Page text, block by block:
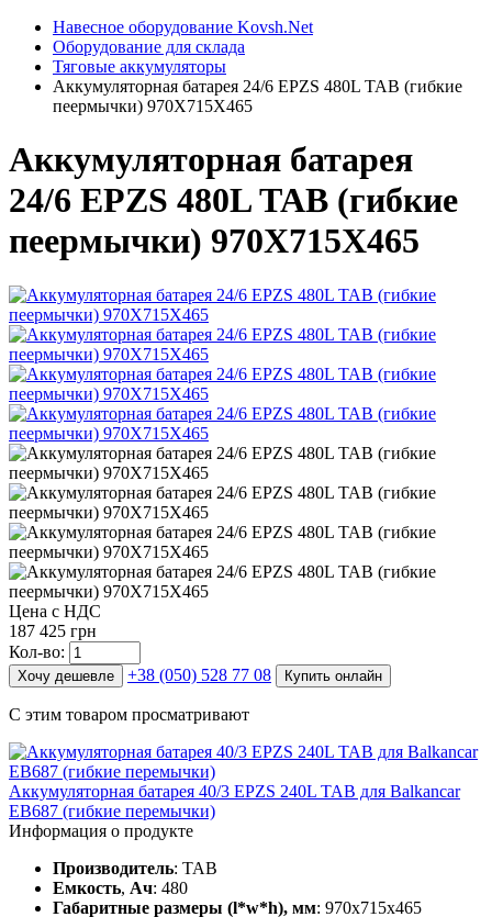
Навесное оборудование Kovsh.Net
Оборудование для склада
Тяговые аккумуляторы
Аккумуляторная батарея 24/6 EPZS 480L ТАВ (гибкие
пеермычки) 970Х715Х465
Аккумуляторная батарея
24/6 EPZS 480L ТАВ (гибкие
пеермычки) 970Х715Х465
Цена с НДС
187 425 грн
Кол-во:
Хочу дешевле +38 (050) 528 77 08 Купить онлайн
С этим товаром просматривают
Аккумуляторная батарея 40/3 EPZS 240L ТАВ для Balkancar
ЕВ687 (гибкие перемычки)
Информация о продукте
Производитель: TAB
Емкость, Ач: 480
Габаритные размеры (l*w*h), мм: 970x715x465